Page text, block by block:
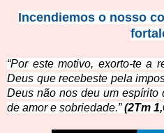
Incendiemos o nosso
“Por este motivo, exorto-te a
Deus que recebeste pela
Deus não nos deu um espírito
de amor e sobriedade.”(2Tm